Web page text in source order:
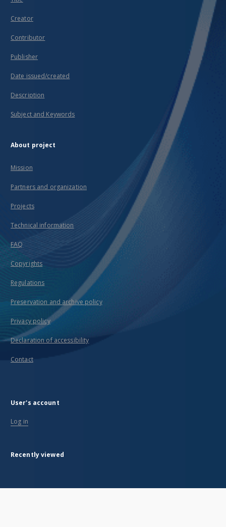
Creator
Contributor
Publisher
Date issued/created
Description
Subject and Keywords
About project
Mission
Partners and organization
Projects
Technical information
FAQ
Copyrights
Regulations
Preservation and archive policy
Privacy policy
Declaration of accessibility
Contact
User's account
Log in
Recently viewed